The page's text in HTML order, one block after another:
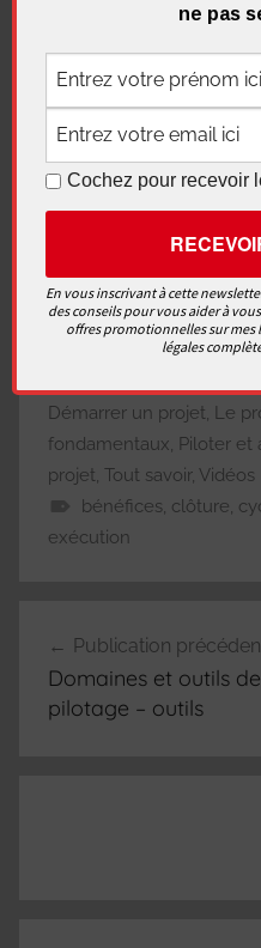
construisons l’idée
après validation, la
exécuté
la clôture et le
phase votre projet se
Démarrer un projet, Le
fondamentaux, Piloter et
projet, Tout savoir, Vidéos
bénéfices, clôture,
exécution
de
l’article
Publication
Domaines et outils
pilotage – outils
ne pas
Cochez pour recevoir
En vous inscrivant à cette
des conseils pour vous aider à
offres promotionnelles sur
légales